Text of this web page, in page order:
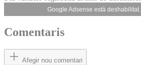
Google Adsense està deshabilitat.
Comentaris
Afegir nou comentari